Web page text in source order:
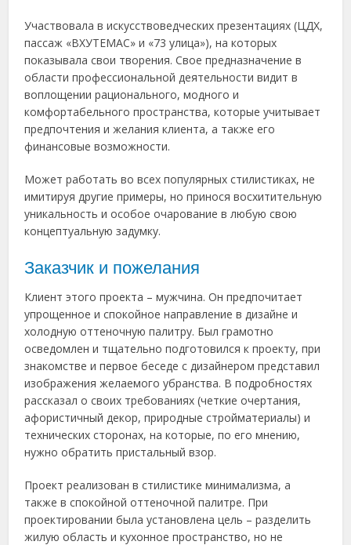
Участвовала в искусствоведческих презентациях (ЦДХ,
пассаж «ВХУТЕМАС» и «73 улица»), на которых
показывала свои творения. Свое предназначение в
области профессиональной деятельности видит в
воплощении рационального, модного и
комфортабельного пространства, которые учитывает
предпочтения и желания клиента, а также его
финансовые возможности.
Может работать во всех популярных стилистиках, не
имитируя другие примеры, но принося восхитительную
уникальность и особое очарование в любую свою
концептуальную задумку.
Заказчик и пожелания
Клиент этого проекта – мужчина. Он предпочитает
упрощенное и спокойное направление в дизайне и
холодную оттеночную палитру. Был грамотно
осведомлен и тщательно подготовился к проекту, при
знакомстве и первое беседе с дизайнером представил
изображения желаемого убранства. В подробностях
рассказал о своих требованиях (четкие очертания,
афористичный декор, природные стройматериалы) и
технических сторонах, на которые, по его мнению,
нужно обратить пристальный взор.
Проект реализован в стилистике минимализма, а
также в спокойной оттеночной палитре. При
проектировании была установлена цель – разделить
жилую область и кухонное пространство, но не